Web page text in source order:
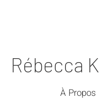
Rébecca
À Propos